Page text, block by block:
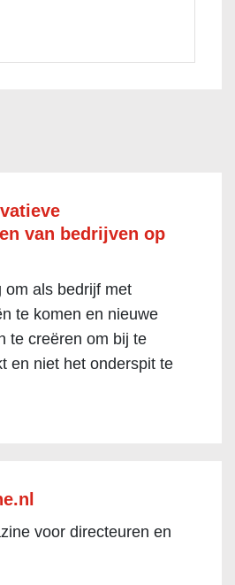
van bedrijven op
om als bedrijf met
te komen en nieuwe
te creëren om bij te
en niet het onderspit te
voor directeuren en